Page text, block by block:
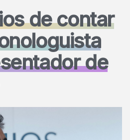
de contar
de